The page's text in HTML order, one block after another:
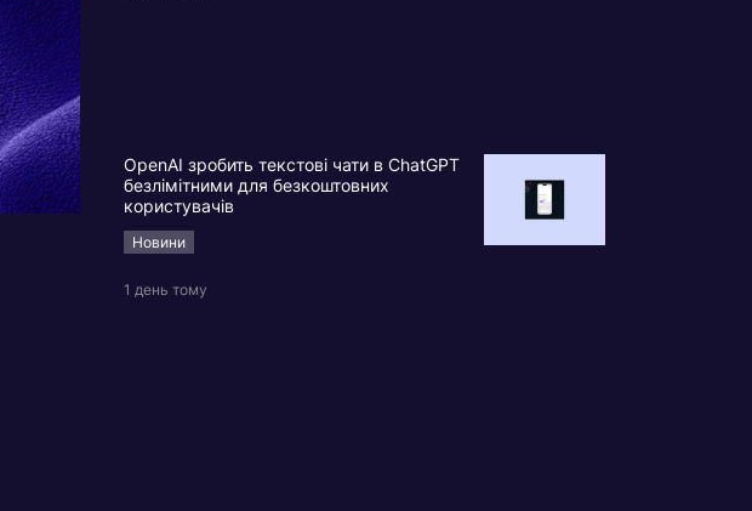
OpenAI зробить текстові чати в ChatGPT
безлімітними для безкоштовних
користувачів
Новини
1 день тому